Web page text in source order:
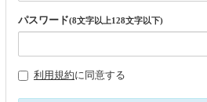
パスワード(8文字以上128文字以下)
利用規約に同意する